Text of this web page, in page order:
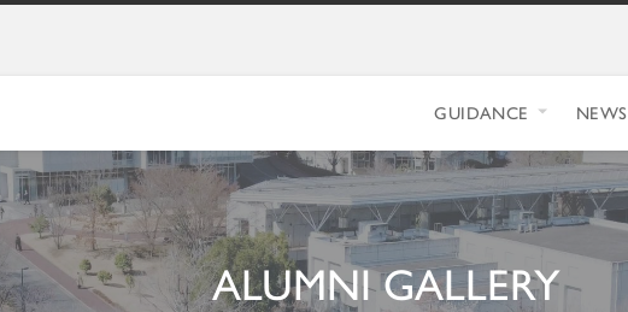
GUIDANCE NEWS
ALUMNI GALLERY